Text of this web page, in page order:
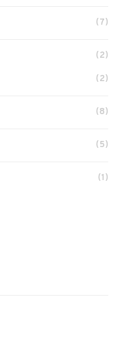
(7)
(2)
(2)
(8)
(5)
(1)